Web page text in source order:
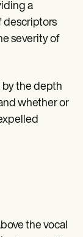
a
descriptors
severity of
by the depth
whether or
the vocal